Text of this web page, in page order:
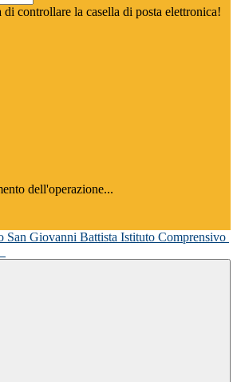
controllare la casella di posta elettronica!
dell'operazione...
Istituto Comprensivo